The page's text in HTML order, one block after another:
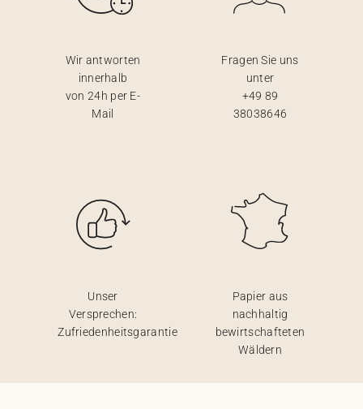
Wir antworten
innerhalb
von 24h per E-
Mail
Fragen Sie uns
unter
+49 89
38038646
Unser
Versprechen:
Zufriedenheitsgarantie
Papier aus
nachhaltig
bewirtschafteten
Wäldern